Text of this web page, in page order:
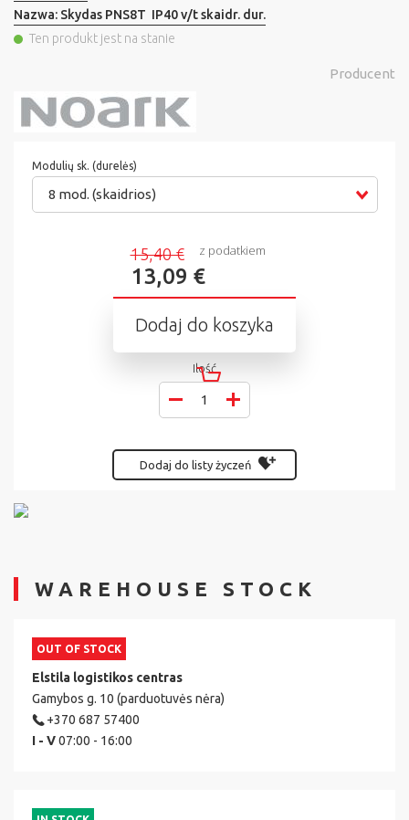
Nazwa: Skydas PNS8T IP40 v/t skaidr. dur.
Ten produkt jest na stanie
Producent
Modulių sk. (durelės)
8 mod. (skaidrios)
15,40 €
13,09 €
z podatkiem
Dodaj do koszyka
Ilość
Dodaj do listy życzeń
WAREHOUSE STOCK
OUT OF STOCK
Elstila logistikos centras
Gamybos g. 10 (parduotuvės nėra)
+370 687 57400
I - V07:00 - 16:00